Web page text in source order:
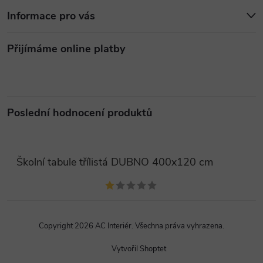
Informace pro vás
Přijímáme online platby
Poslední hodnocení produktů
Školní tabule třílistá DUBNO 400x120 cm
Vytvořil Shoptet
Copyright 2026 AC Interiér. Všechna práva vyhrazena.